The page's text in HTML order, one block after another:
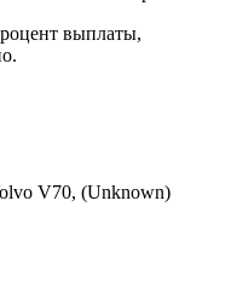
выплаты,
V70, (Unknown)